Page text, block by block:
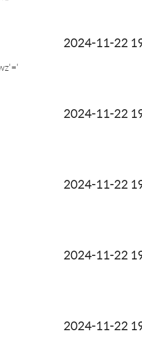
2024-11-22
2024-11-22
2024-11-22
2024-11-22
2024-11-22